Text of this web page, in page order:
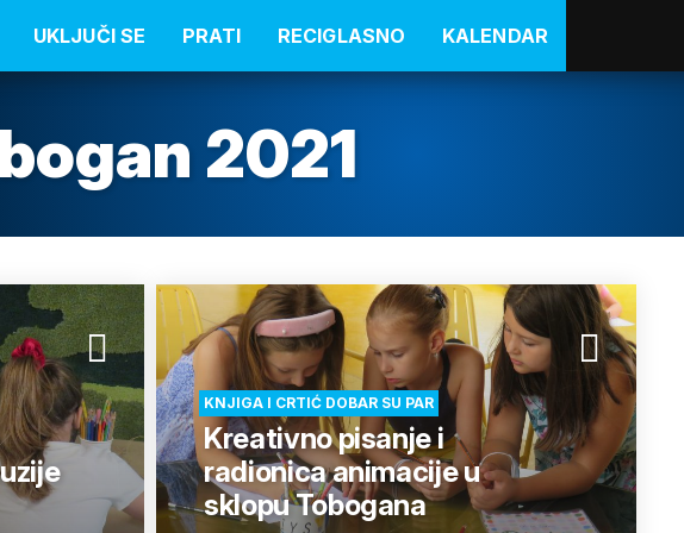
UKLJUČI SE PRATI RECIGLASNO KALENDAR
2021
KNJIGA I CRTIĆ DOBAR SU PAR
Kreativno pisanje i
radionica animacije u
sklopu Tobogana